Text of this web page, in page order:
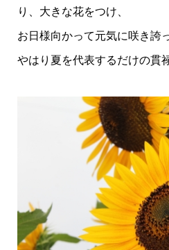
り、大きな花をつけ、
お日様向かって元気に咲き誇
やはり夏を代表するだけの貫